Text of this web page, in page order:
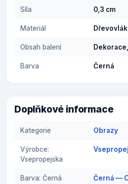
Síla 0,3 cm
Materiál
Obsah balení
Barva Černá
Doplňkové informace
Kategorie Obrazy
Výrobce:
Vsepropejska
Barva: Černá Černá —